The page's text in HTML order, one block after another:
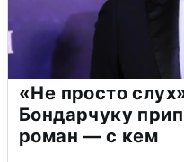
«Не просто
Бондарчуку
роман — с кем